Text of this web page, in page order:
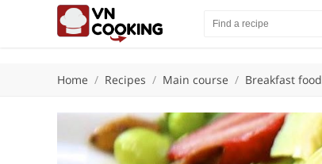
Home / Recipes / Main course / Breakfast food